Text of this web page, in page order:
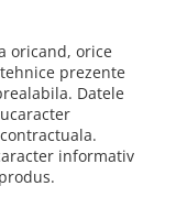
oricand, orice
prezente
Datele
informativ